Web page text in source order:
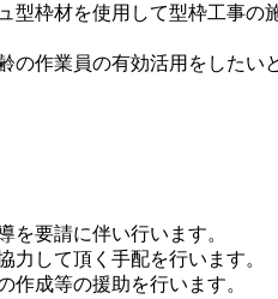
型枠材を使用して型枠工事の
の作業員の有効活用をしたい
を要請に伴い行います。
力して頂く手配を行います。
作成等の援助を行います。